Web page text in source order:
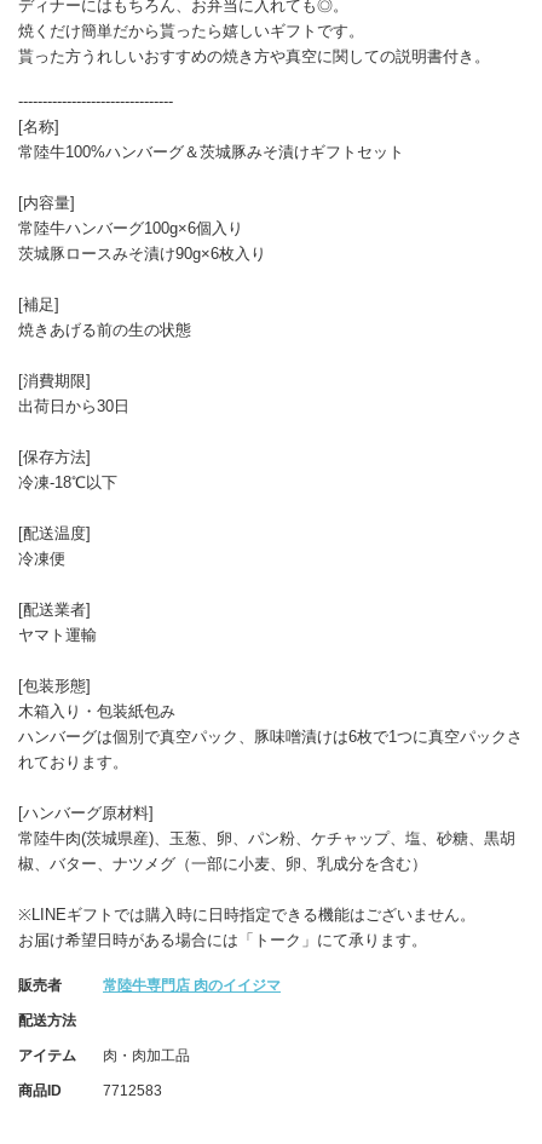
ディナーにはもちろん、お弁当に入れても◎。
焼くだけ簡単だから貰ったら嬉しいギフトです。
貰った方うれしいおすすめの焼き方や真空に関しての説明書付き。
--------------------------------
[名称]
常陸牛100%ハンバーグ＆茨城豚みそ漬けギフトセット
[内容量]
常陸牛ハンバーグ100g×6個入り
茨城豚ロースみそ漬け90g×6枚入り
[補足]
焼きあげる前の生の状態
[消費期限]
出荷日から30日
[保存方法]
冷凍-18℃以下
[配送温度]
冷凍便
[配送業者]
ヤマト運輸
[包装形態]
木箱入り・包装紙包み
ハンバーグは個別で真空パック、豚味噌漬けは6枚で1つに真空パックさ
れております。
[ハンバーグ原材料]
常陸牛肉(茨城県産)、玉葱、卵、パン粉、ケチャップ、塩、砂糖、黒胡
椒、バター、ナツメグ（一部に小麦、卵、乳成分を含む）
※LINEギフトでは購入時に日時指定できる機能はございません。
お届け希望日時がある場合には「トーク」にて承ります。
販売者 常陸牛専門店 肉のイイジマ
配送方法
アイテム 肉・肉加工品
商品ID 7712583